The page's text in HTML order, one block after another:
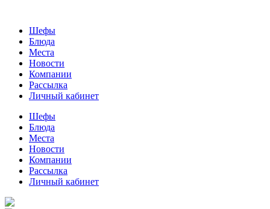
Шефы
Блюда
Места
Новости
Компании
Рассылка
Личный кабинет
Шефы
Блюда
Места
Новости
Компании
Рассылка
Личный кабинет